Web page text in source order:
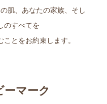
肌、あなたの家族、そし
のすべてを
ことをお約束します。
ーマーク